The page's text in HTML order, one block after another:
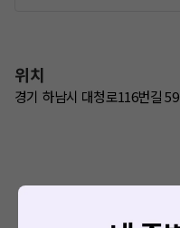
위치
경기 하남시 대청로116번길 59